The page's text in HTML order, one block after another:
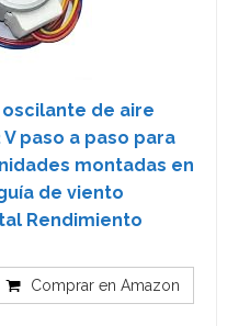
de aire
paso a paso para
montadas en
de viento
Rendimiento
Comprar en Amazon